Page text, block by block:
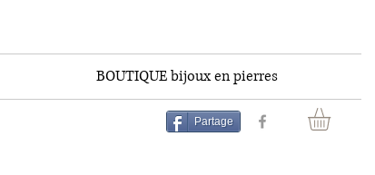
BOUTIQUE bijoux en pierres
Partage